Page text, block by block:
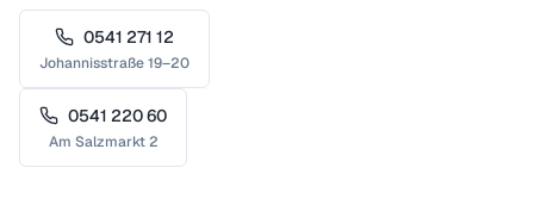
0541 271 12
Johannisstraße 19–20
0541 220 60
Am Salzmarkt 2